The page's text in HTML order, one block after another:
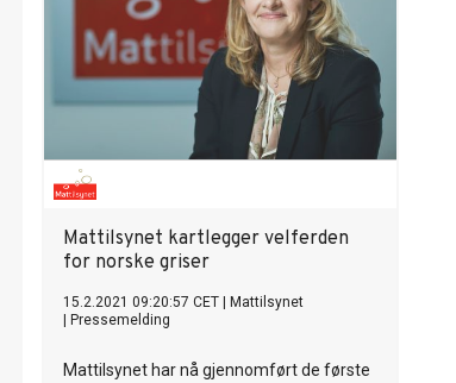
Mattilsynet kartlegger velferden
for norske griser
15.2.2021 09:20:57 CET
Mattilsynet
Pressemelding
Mattilsynet har nå gjennomført de første